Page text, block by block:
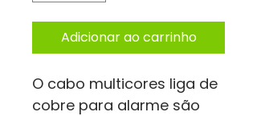
Adicionar ao carrinho
O cabo multicores liga de
cobre para alarme são